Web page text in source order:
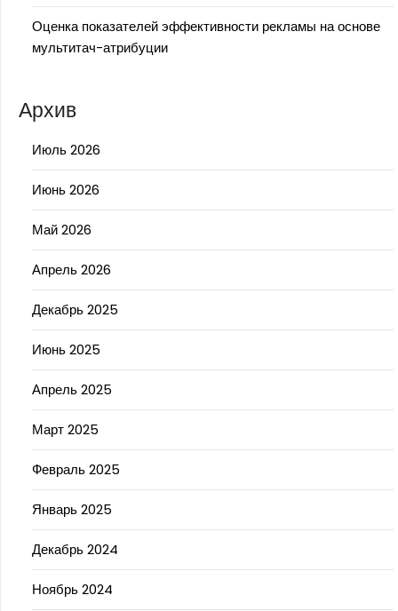
Оценка показателей эффективности рекламы на основе
мультитач-атрибуции
Архив
Июль 2026
Июнь 2026
Май 2026
Апрель 2026
Декабрь 2025
Июнь 2025
Апрель 2025
Март 2025
Февраль 2025
Январь 2025
Декабрь 2024
Ноябрь 2024